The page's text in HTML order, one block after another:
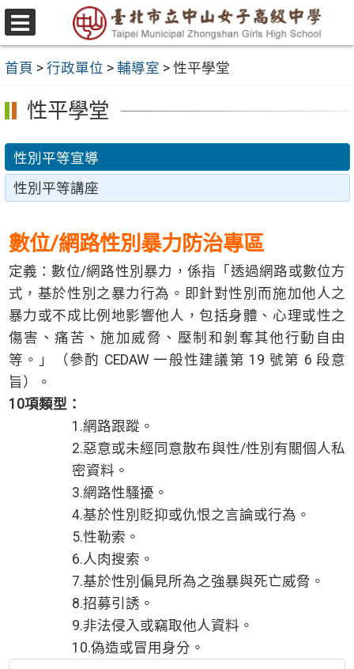
跳
至
要
內
容
區
選
單
首頁 > 行政單位 > 輔導室 > 性平學堂
性平學堂
性別平等宣導
性別平等講座
數位/網路性別暴力防治專區
定義：數位/網路性別暴力，係指「透過網路或數位方
式，基於性別之暴力行為。即針對性別而施加他人之
暴力或不成比例地影響他人，包括身體、心理或性之
傷害、痛苦、施加威脅、壓制和剝奪其他行動自由
等。」（參酌 CEDAW 一般性建議第 19 號第 6 段意
旨）。
10項類型：
1.網路跟蹤。
2.惡意或未經同意散布與性/性別有關個人私
密資料。
3.網路性騷擾。
4.基於性別貶抑或仇恨之言論或行為。
5.性勒索。
6.人肉搜索。
7.基於性別偏見所為之強暴與死亡威脅。
8.招募引誘。
9.非法侵入或竊取他人資料。
10.偽造或冒用身分。